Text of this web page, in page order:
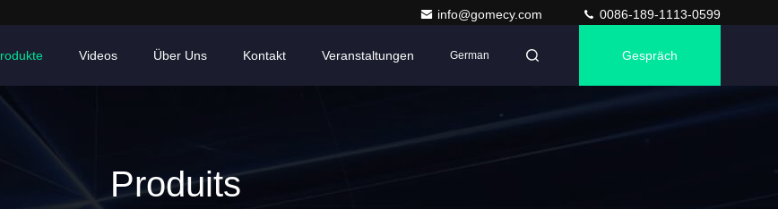
info@gomecy.com 0086-189-1113-0599
Videos Über Uns Kontakt Veranstaltungen German Gespräch
Produits